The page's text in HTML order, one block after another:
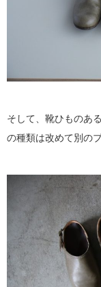
そして、靴ひものあ
の種類は改めて別の